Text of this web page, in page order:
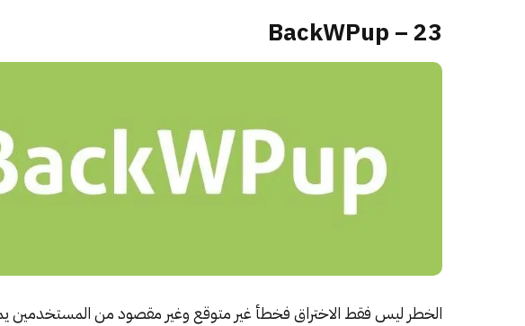
23 – BackWPup
الخطر ليس فقط الاختراق فخطأ غير متوقع وغير مقصود من المستخدمين